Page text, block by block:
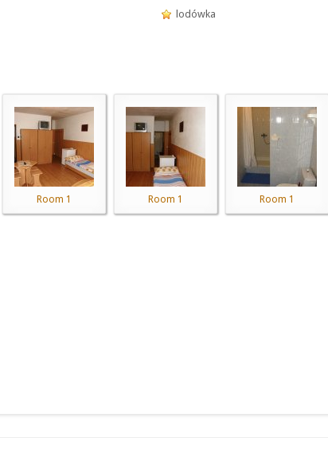
lodówka
Room 1 Room 1 Room 1